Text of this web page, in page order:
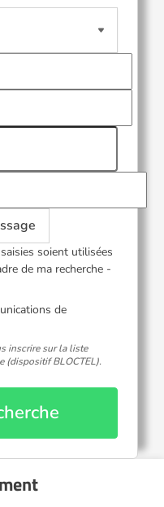
soient utilisées
de ma recherche -
de
inscrire sur la liste
(dispositif BLOCTEL).